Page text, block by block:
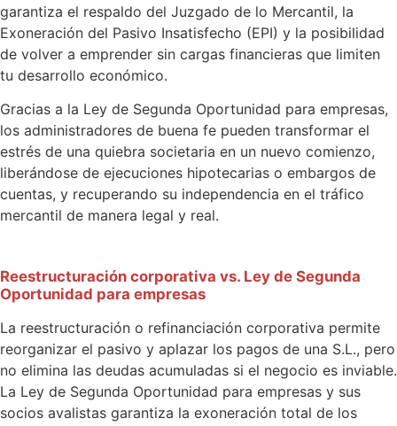
garantiza el respaldo del Juzgado de lo Mercantil, la
Exoneración del Pasivo Insatisfecho (EPI) y la posibilidad
de volver a emprender sin cargas financieras que limiten
tu desarrollo económico.
Gracias a la Ley de Segunda Oportunidad para empresas,
los administradores de buena fe pueden transformar el
estrés de una quiebra societaria en un nuevo comienzo,
liberándose de ejecuciones hipotecarias o embargos de
cuentas, y recuperando su independencia en el tráfico
mercantil de manera legal y real.
Reestructuración corporativa vs. Ley de Segunda
Oportunidad para empresas
La reestructuración o refinanciación corporativa permite
reorganizar el pasivo y aplazar los pagos de una S.L., pero
no elimina las deudas acumuladas si el negocio es inviable.
La Ley de Segunda Oportunidad para empresas y sus
socios avalistas garantiza la exoneración total de los